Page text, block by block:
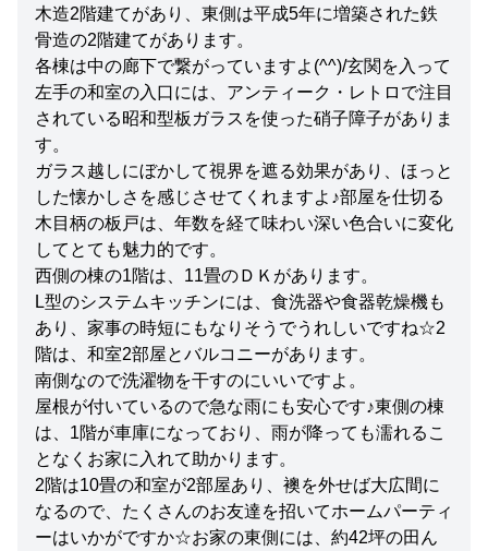
木造2階建てがあり、東側は平成5年に増築された鉄
骨造の2階建てがあります。
各棟は中の廊下で繋がっていますよ(^^)/玄関を入って
左手の和室の入口には、アンティーク・レトロで注目
されている昭和型板ガラスを使った硝子障子がありま
す。
ガラス越しにぼかして視界を遮る効果があり、ほっと
した懐かしさを感じさせてくれますよ♪部屋を仕切る
木目柄の板戸は、年数を経て味わい深い色合いに変化
してとても魅力的です。
西側の棟の1階は、11畳のＤＫがあります。
L型のシステムキッチンには、食洗器や食器乾燥機も
あり、家事の時短にもなりそうでうれしいですね☆2
階は、和室2部屋とバルコニーがあります。
南側なので洗濯物を干すのにいいですよ。
屋根が付いているので急な雨にも安心です♪東側の棟
は、1階が車庫になっており、雨が降っても濡れるこ
となくお家に入れて助かります。
2階は10畳の和室が2部屋あり、襖を外せば大広間に
なるので、たくさんのお友達を招いてホームパーティ
ーはいかがですか☆お家の東側には、約42坪の田ん